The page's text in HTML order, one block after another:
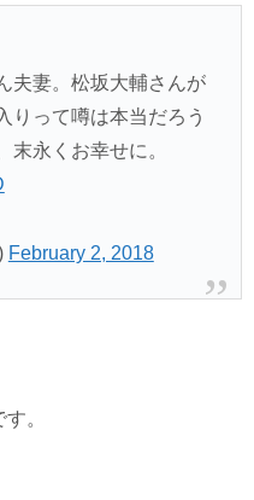
夫妻。松坂大輔さんが
りって噂は本当だろう
末永くお幸せに。
February 2, 2018
す。